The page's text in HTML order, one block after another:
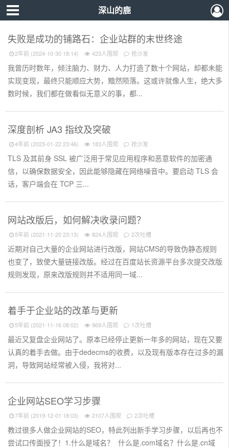
深山的鹿
失败是成功的铺路石：企业站群的末世终途
2年前 (2024-10-30 18:14) 423人围观 抢沙发
我曾历时数年，倾注脑力、财力、人力打造了数十个网站，却都未能
实现变现，最终只能顺应大势，黯然陨落。这或许就像人生，绝大多
数时候，我们都在做看似无意义的事，都...
深度剖析 JA3 指纹及突破
4年前 (2023-01-22 23:46) 183人围观 抢沙发
TLS 及其前身 SSL 被广泛用于常见应用程序和恶意软件的加密通
信，以确保数据安全，因此能够隐藏在网络噪音中。要启动 TLS 会
话，客户端会在 TCP 三...
网站改版后，如何解决收录问题？
5年前 (2021-11-20 23:13) 824人围观 2次吐槽
近期对自己大量的企业网站进行改版，网站CMS的导致伪静态规则
也变了，致使大量链接改版。经过在百度站长资源平台多次提交改版
规则发现，原来改版规则并不适用同一域...
着手于企业站的改革与更新
5年前 (2021-11-16 08:02) 969人围观 1次吐槽
最近又复盘企业网站了。原本已经停止更新一年多的网站，现在又要
认真的着手去做。由于dedecms的收费，以及现有版本存在过多的漏
洞，导致网站经常被入侵，我将对...
企业网站SEO学习步骤
7年前 (2019-12-01 18:03) 2107人围观 2次吐槽
教过很多人做企业网站的SEO，特此列出新手学习步骤，以后再也不
尝试口传面授了！1.什么是域名？ 什么是.com域名？什么是.cn域